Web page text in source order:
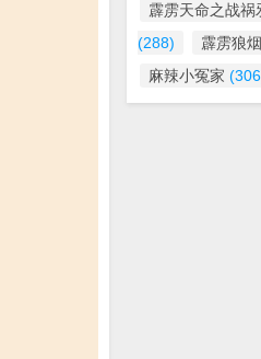
霹雳天命之战祸
(288)
霹雳狼
麻辣小冤家